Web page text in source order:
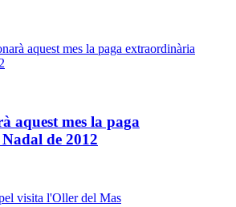
aquest mes la paga
de 2012